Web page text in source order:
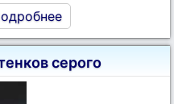
серого